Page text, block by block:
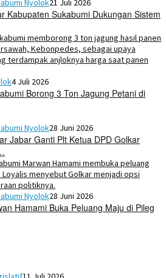
Nyolok21 Juli 2026
Kabupaten Sukabumi Dukungan Sistem
4 Juli 2026
Borong 3 Ton Jagung Petani di
Nyolok28 Juni 2026
Jabar Ganti Plt Ketua DPD Golkar
Nyolok28 Juni 2026
Hamami Buka Peluang Maju di Pileg